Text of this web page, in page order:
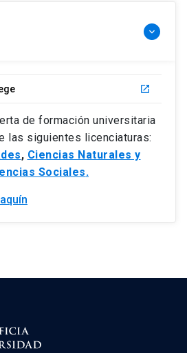
keyboard_arrow_down
launch
de formación universitaria
las siguientes licenciaturas:
, Ciencias Naturales y
Sociales.